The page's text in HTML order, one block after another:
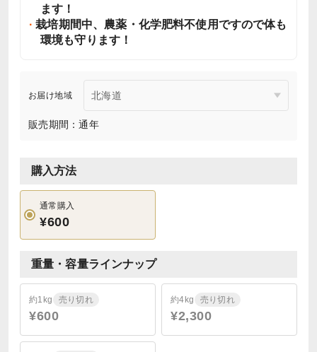
ます！
栽培期間中、農薬・化学肥料不使用ですので体も
環境も守ります！
お届け地域
販売期間：通年
購入方法
通常購入
¥600
重量・容量ラインナップ
約1kg 売り切れ
¥600
約4kg 売り切れ
¥2,300